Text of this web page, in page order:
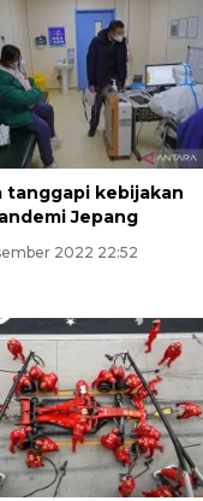
tanggapi kebijakan
Jepang
2022 22:52